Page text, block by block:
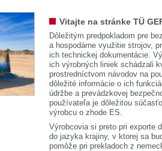
Vitajte na stránke TÜ
Dôležitým predpokladom pre
a hospodárne využitie strojov,
ich technickej dokumentácie.
ich výrobných liniek schádzali
prostredníctvom návodov na
dôležité informácie o ich
údržbe a prevádzkovej
používateľa je dôležitou
výrobcu o zhode ES.
Výrobcovia si preto pri exporte
do jazyka krajiny, v ktorej sa
pomôže pri prekladoch z